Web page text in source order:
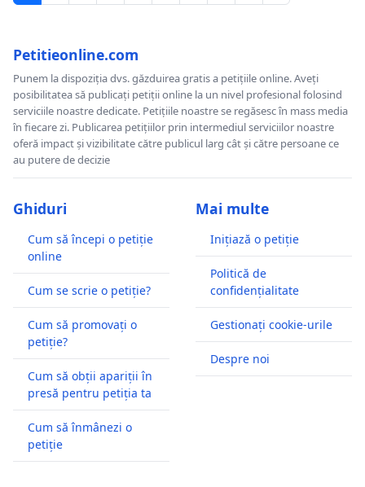
Petitieonline.com
Punem la dispoziția dvs. găzduirea gratis a petițiile online. Aveți
posibilitatea să publicați petiții online la un nivel profesional folosind
serviciile noastre dedicate. Petițiile noastre se regăsesc în mass media
în fiecare zi. Publicarea petițiilor prin intermediul serviciilor noastre
oferă impact și vizibilitate către publicul larg cât și către persoane ce
au putere de decizie
Ghiduri
Cum să începi o petiție
online
Cum se scrie o petiție?
Cum să promovați o
petiție?
Cum să obții apariții în
presă pentru petiția ta
Cum să înmânezi o
petiție
Mai multe
Inițiază o petiție
Politică de
confidențialitate
Gestionați cookie-urile
Despre noi